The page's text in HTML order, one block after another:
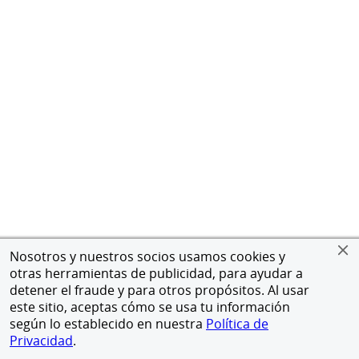
Nosotros y nuestros socios usamos cookies y
otras herramientas de publicidad, para ayudar a
detener el fraude y para otros propósitos. Al usar
este sitio, aceptas cómo se usa tu información
según lo establecido en nuestra Política de
Privacidad.